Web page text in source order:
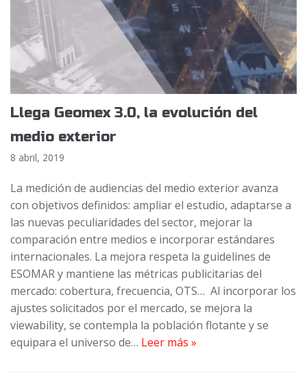
Llega Geomex 3.0, la evolución del
medio exterior
8 abril, 2019
La medición de audiencias del medio exterior avanza
con objetivos definidos: ampliar el estudio, adaptarse a
las nuevas peculiaridades del sector, mejorar la
comparación entre medios e incorporar estándares
internacionales. La mejora respeta la guidelines de
ESOMAR y mantiene las métricas publicitarias del
mercado: cobertura, frecuencia, OTS… Al incorporar los
ajustes solicitados por el mercado, se mejora la
viewability, se contempla la población flotante y se
equipara el universo de… Leer más »